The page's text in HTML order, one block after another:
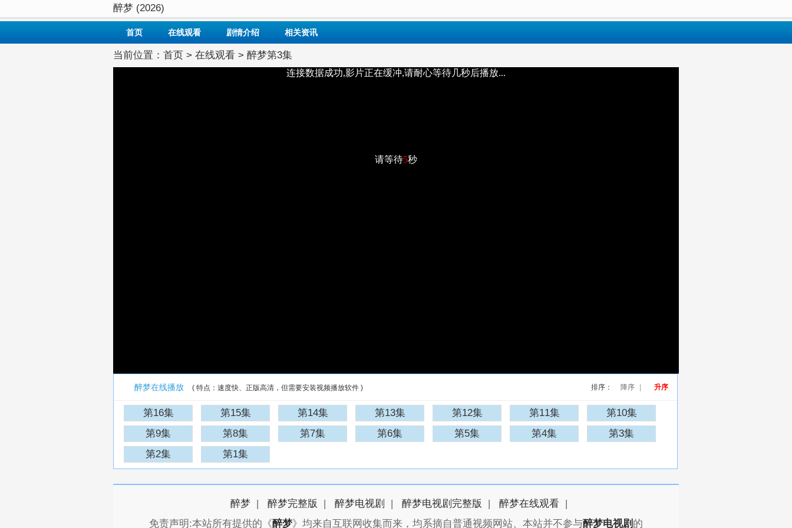
醉梦 (2026)
首页 在线观看 剧情介绍 相关资讯
当前位置： 首页 > 在线观看 > 醉梦第3集
醉梦在线播放 ( 特点：速度快、正版高清，但需要安装视频播放软件 ) 排序： 降序 升序
第16集 第15集 第14集 第13集 第12集 第11集
第10集
第9集
第8集 第7集 第6集 第5集 第4集
第3集
第2集
第1集
醉梦 | 醉梦完整版 | 醉梦电视剧 | 醉梦电视剧完整版 | 醉梦在线观看 |
免责声明:本站所有提供的《醉梦》均来自互联网收集而来，均系摘自普通视频网站、本站并不参与醉梦电视剧 的